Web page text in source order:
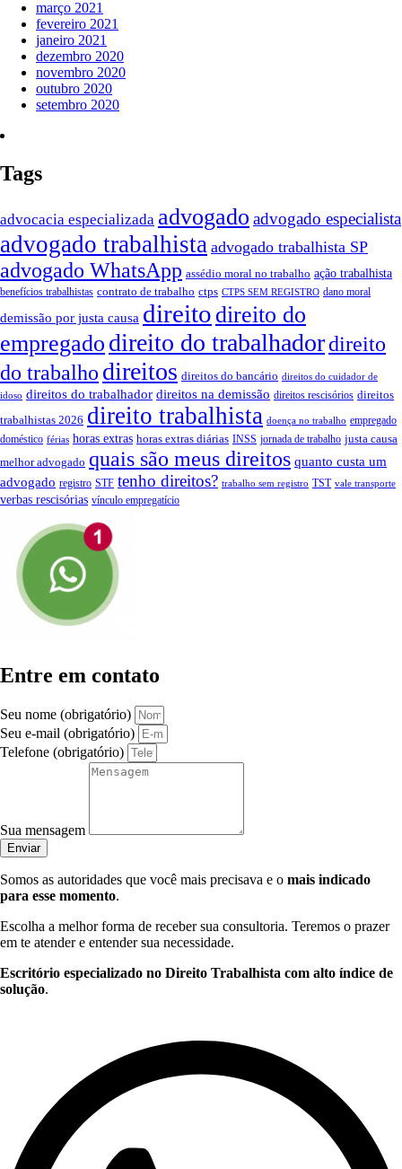
março 2021
fevereiro 2021
janeiro 2021
dezembro 2020
novembro 2020
outubro 2020
setembro 2020
Tags
advocacia especializada advogado advogado especialista
advogado trabalhista advogado trabalhista SP
advogado WhatsApp assédio moral no trabalho ação trabalhista
benefícios trabalhistas contrato de trabalho ctps CTPS SEM REGISTRO dano moral
demissão por justa causa direito direito do
empregado direito do trabalhadordireito
do trabalho direitos direitos do bancário direitos do cuidador de
idoso direitos do trabalhador direitos na demissão direitos rescisórios direitos
trabalhistas 2026 direito trabalhista doença no trabalho empregado
doméstico férias horas extras horas extras diárias INSS jornada de trabalho justa causa
melhor advogado quais são meus direitos quanto custa um
advogado registro STF tenho direitos? trabalho sem registro TST vale transporte
verbas rescisórias vínculo empregatício
Entre em contato
Seu nome (obrigatório)
Seu e-mail (obrigatório)
Telefone (obrigatório)
Sua mensagem
Enviar
Somos as autoridades que você mais precisava e o mais indicado
para esse momento.
Escolha a melhor forma de receber sua consultoria. Teremos o prazer
em te atender e entender sua necessidade.
Escritório especializado no Direito Trabalhista com alto índice de
solução.